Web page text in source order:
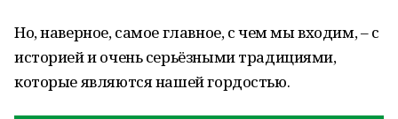
Но, наверное, самое главное, с чем мы входим, – с
историей и очень серьёзными традициями,
которые являются нашей гордостью.